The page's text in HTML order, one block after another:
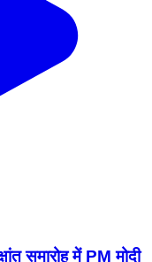
समारोह में PM मोदी